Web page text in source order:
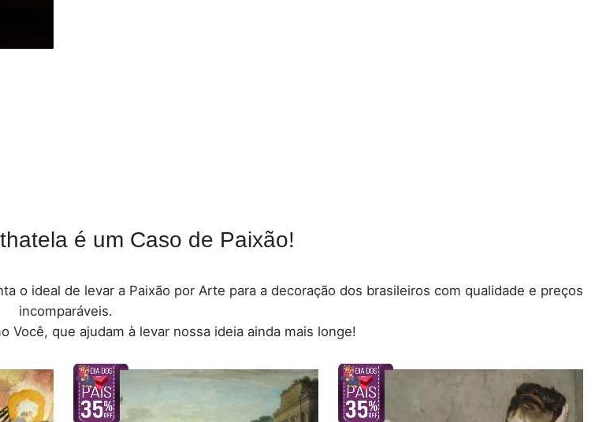
é um Caso de Paixão!
o ideal de levar a Paixão por Arte para a decoração dos brasileiros com qualidade e preços
incomparáveis.
Você, que ajudam à levar nossa ideia ainda mais longe!